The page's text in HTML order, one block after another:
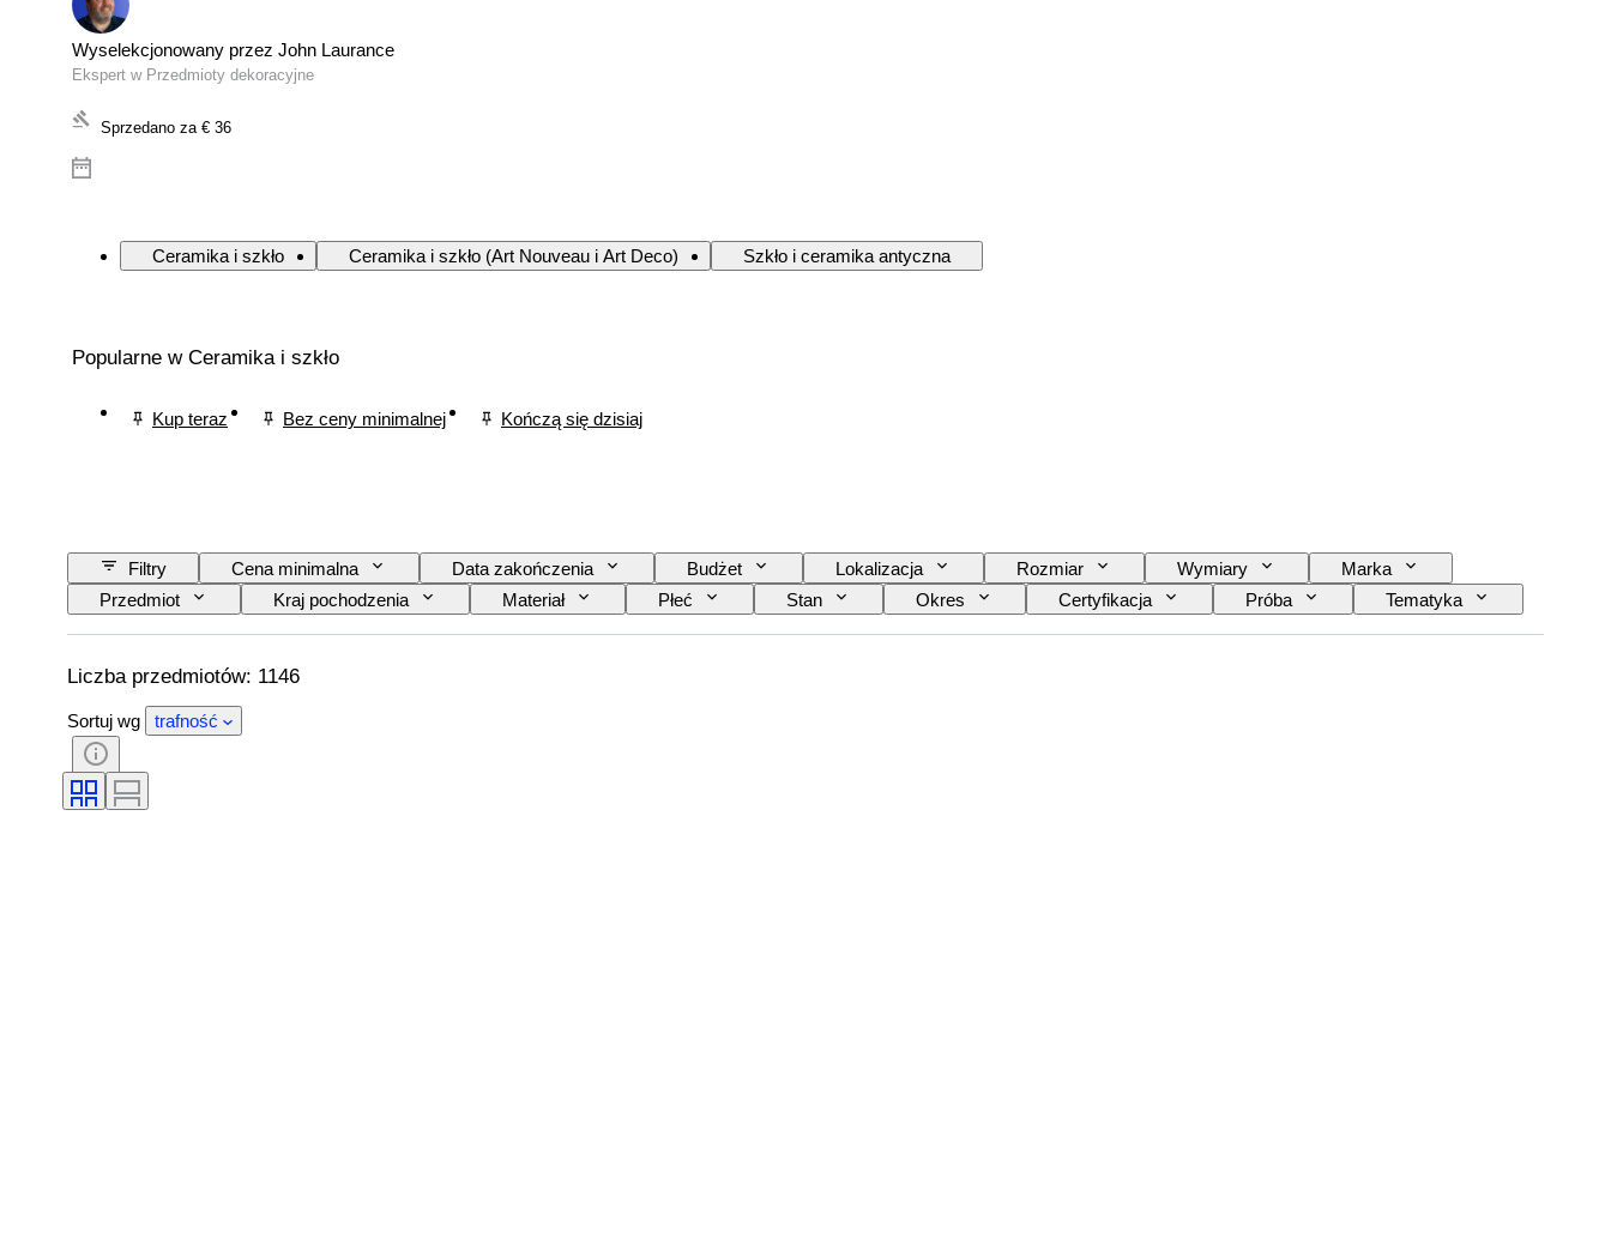
Wyselekcjonowany przez John Laurance
Ekspert w Przedmioty dekoracyjne
Sprzedano za € 36
Ceramika i szkło Ceramika i szkło (Art Nouveau i Art Deco) Szkło i ceramika antyczna
Popularne w Ceramika i szkło
Kup teraz Bez ceny minimalnej Kończą się dzisiaj
Filtry Cena minimalna Data zakończenia Budżet Lokalizacja Rozmiar Wymiary
Marka
Przedmiot
Kraj pochodzenia Materiał Płeć Stan Okres Certyfikacja Próba
Tematyka
Styl
Technika Podpis Wydanie Kolor Artysta Wystrój Sprzedawane przez
Era
Liczba przedmiotów: 1146
Sortuj wg trafność